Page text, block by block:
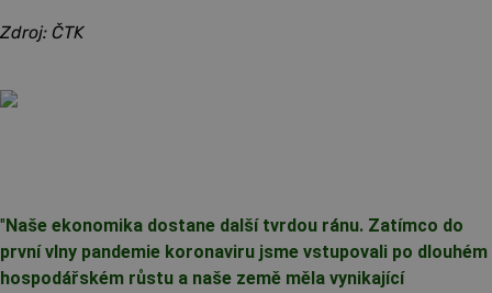
Zdroj: ČTK
" Naše ekonomika dostane další tvrdou ránu. Zatímco do
první vlny pandemie koronaviru jsme vstupovali po dlouhém
hospodářském růstu a naše země měla vynikající